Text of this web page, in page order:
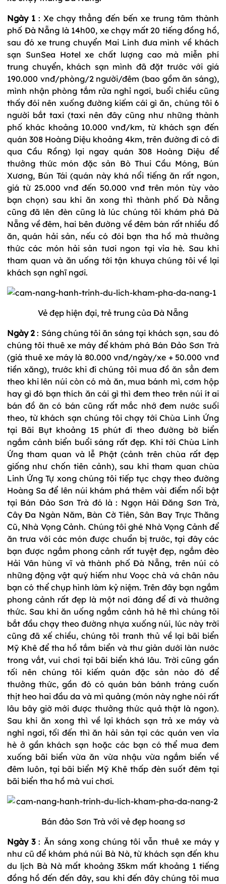
Ngày 1 : Xe chạy thẳng đến bến xe trung tâm thành
phố Đà Nẵng là 14h00, xe chạy mất 20 tiếng đồng hồ,
sau đó xe trung chuyển Mai Linh đưa mình về khách
sạn SunSea Hotel xe chất lượng cao mà miễn phí
trung chuyển, khách sạn mình đã đặt trước với giá
190.000 vnđ/phòng/2 người/đêm (bao gồm ăn sáng),
mình nhận phòng tắm rửa nghỉ ngơi, buổi chiều cũng
thấy đói nên xuống đường kiếm cái gì ăn, chúng tôi 6
người bắt taxi (taxi nên đây cũng như những thành
phố khác khoảng 10.000 vnđ/km, từ khách sạn đến
quán 308 Hoàng Diệu khoảng 4km, trên đường đi có đi
qua Cầu Rồng) lại ngay quán 308 Hoàng Diệu để
thưởng thức món đặc sản Bò Thui Cầu Móng, Bún
Xương, Bún Tái (quán này khá nổi tiếng ăn rất ngon,
giá từ 25.000 vnđ đến 50.000 vnđ trên món tùy vào
bạn chọn) sau khi ăn xong thì thành phố Đà Nẵng
cũng đã lên đèn cũng là lúc chúng tôi khám phá Đà
Nẵng về đêm, hai bên đường về đêm bán rất nhiều đồ
ăn, quán hải sản, nếu có đói bạn tha hồ mà thưởng
thức các món hải sản tươi ngon tại vỉa hè. Sau khi
tham quan và ăn uống tới tận khuya chúng tôi về lại
khách sạn nghĩ ngơi.
Vẻ đẹp hiện đại, trẻ trung của Đà Nẵng
Ngày 2 : Sáng chúng tôi ăn sáng tại khách sạn, sau đó
chúng tôi thuê xe máy để khám phá Bán Đảo Sơn Trà
(giá thuê xe máy là 80.000 vnđ/ngày/xe + 50.000 vnđ
tiền xăng), trước khi đi chúng tôi mua đồ ăn sẳn đem
theo khi lên núi còn có mà ăn, mua bánh mì, cơm hộp
hay gì đó bạn thích ăn cái gì thì đem theo trên núi ít ai
bán đồ ăn có bán cũng rất mắc nhớ đem nước suối
theo, từ khách sạn chúng tôi chạy tới Chùa Linh Ứng
tại Bãi Bụt khoảng 15 phút đi theo đường bờ biển
ngắm cảnh biển buổi sáng rất đẹp. Khi tới Chùa Linh
Ứng tham quan và lễ Phật (cảnh trên chùa rất đẹp
giống như chốn tiên cảnh), sau khi tham quan chùa
Linh Ứng Tự xong chúng tôi tiếp tục chạy theo đường
Hoàng Sa để lên núi khám phá thêm vài điểm nổi bật
tại Bán Đảo Sơn Trà đó là : Ngọn Hải Đăng Sơn Trà,
Cây Đa Ngàn Năm, Bàn Cờ Tiên, Sân Bay Trực Thăng
Cũ, Nhà Vọng Cảnh. Chúng tôi ghé Nhà Vọng Cảnh để
ăn trưa với các món được chuẩn bị trước, tại đây các
bạn được ngắm phong cảnh rất tuyệt đẹp, ngắm đèo
Hải Vân hùng vĩ và thành phố Đà Nẵng, trên núi có
những động vật quý hiếm như Voọc chà vá chân nâu
bạn có thể chụp hình làm kỷ niệm. Trên đây bạn ngắm
phong cảnh rất đẹp là một nơi đáng để đi và thưởng
thức. Sau khi ăn uống ngắm cảnh hả hê thì chúng tôi
bắt đầu chạy theo đường nhựa xuống núi, lúc này trời
cũng đã xế chiều, chúng tôi tranh thủ về lại bãi biển
Mỹ Khê để tha hồ tắm biển và thư giản dưới làn nước
trong vắt, vui chơi tại bãi biển khá lâu. Trời cũng gần
tối nên chúng tôi kiếm quán đặc sản nào đó để
thưởng thức, gần đó có quán bán bánh tráng cuốn
thịt heo hai đầu da và mì quảng (món này nghe nói rất
lâu bây giờ mới được thưởng thức quả thật là ngon).
Sau khi ăn xong thì về lại khách sạn trả xe máy và
nghỉ ngơi, tối đến thì ăn hải sản tại các quán ven vỉa
hè ở gần khách sạn hoặc các bạn có thể mua đem
xuống bãi biển vừa ăn vừa nhậu vừa ngắm biển về
đêm luôn, tại bãi biển Mỹ Khê thấp đèn suốt đêm tại
bãi biển tha hồ mà vui chơi.
Bán đảo Sơn Trà với vẻ đẹp hoang sơ
Ngày 3: Ăn sáng xong chúng tôi vẫn thuê xe máy y
như cũ để khám phá núi Bà Nà, từ khách sạn đến khu
du lịch Bà Nà mất khoảng 35km mất khoảng 1 tiếng
đồng hồ đến đến đây, sau khi đến đây chúng tôi mua